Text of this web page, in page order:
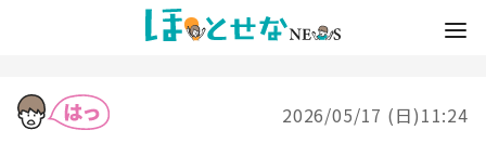
2026/05/17 (日)11:24